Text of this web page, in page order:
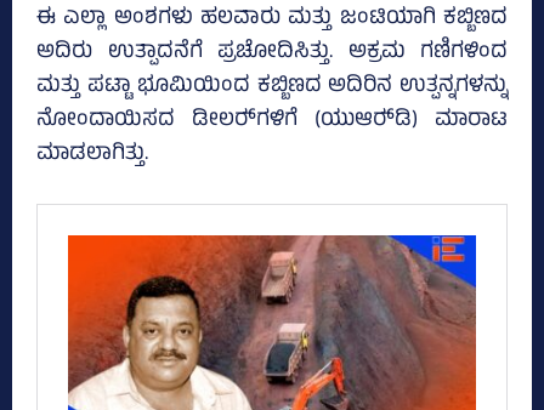
ಈ ಎಲ್ಲಾ ಅಂಶಗಳು ಹಲವಾರು ಮತ್ತು ಜಂಟಿಯಾಗಿ ಕಬ್ಬಿಣದ
ಅದಿರು ಉತ್ಪಾದನೆಗೆ ಪ್ರಚೋದಿಸಿತ್ತು. ಅಕ್ರಮ ಗಣಿಗಳಿಂದ
ಮತ್ತು ಪಟ್ಟಾ ಭೂಮಿಯಿಂದ ಕಬ್ಬಿಣದ ಅದಿರಿನ ಉತ್ಪನ್ನಗಳನ್ನು
ನೋಂದಾಯಿಸದ ಡೀಲರ್‍‌ಗಳಿಗೆ (ಯುಆರ್‍‌ಡಿ) ಮಾರಾಟ
ಮಾಡಲಾಗಿತ್ತು.